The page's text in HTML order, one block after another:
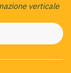
verticale